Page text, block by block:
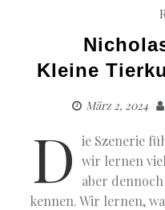
Kleine
März 2, 2024
D ie Szenerie
wir lernen
aber
kennen. Wir lernen,